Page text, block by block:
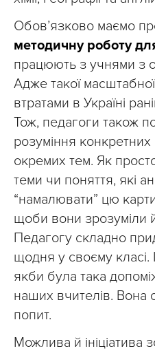
Обов’язково маємо
методичну роботу
працюють з учнями з
Адже такої
втратами в Україні
Тож, педагоги також
розуміння
окремих тем. Як
теми чи поняття, які
“намалювати” цю
щоби вони зрозуміли
Педагогу складно
щодня у своєму класі.
якби була така
наших вчителів. Вона
попит.
Можлива й ініціатива